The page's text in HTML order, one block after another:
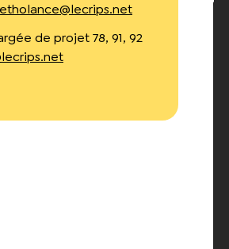
etholance@lecrips.net
de projet 78, 91, 92